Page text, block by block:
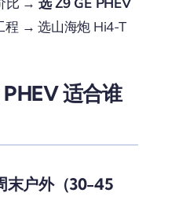
程 → 选山海炮 Hi4-T
适合谁
末户外（30-45